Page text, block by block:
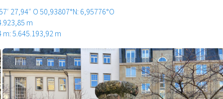
27,94″ O50,93807°N: 6,95776°O
m
m: 5.645.193,92 m